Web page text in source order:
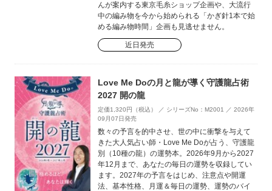
んが案内する東京毛糸ショップ企画や、大流行
中の編み物を今から始められる「かぎ針1本で始
める編み物時間」企画も見逃せません。
近日発売
Love Me Doの月と龍が導く守護龍占術
2027 開の龍
定価1,320円（税込） ／ シリーズNo：M2001 ／ 2026年
09月07日発売
数々の予言を的中させ、世の中に衝撃を与えて
きた大人気占い師・Love Me Doが占う、守護龍
別（10種の龍）の運勢本。2026年9月から2027
年12月まで、あなたの毎日の運勢を収録してい
ます。2027年の予言をはじめ、注意点や開運
法、基本性格、月運＆毎日の運勢、運勢のバイ